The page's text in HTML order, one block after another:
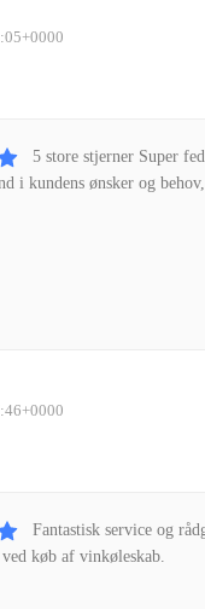
5 store stjerner Super
i kundens ønsker og
Fantastisk service og
køb af vinkøleskab.